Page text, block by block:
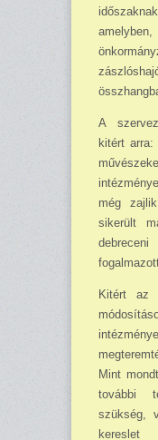
A
kitért
még
sikerült
Kitért az
Mint
to­vábbi
szükség,